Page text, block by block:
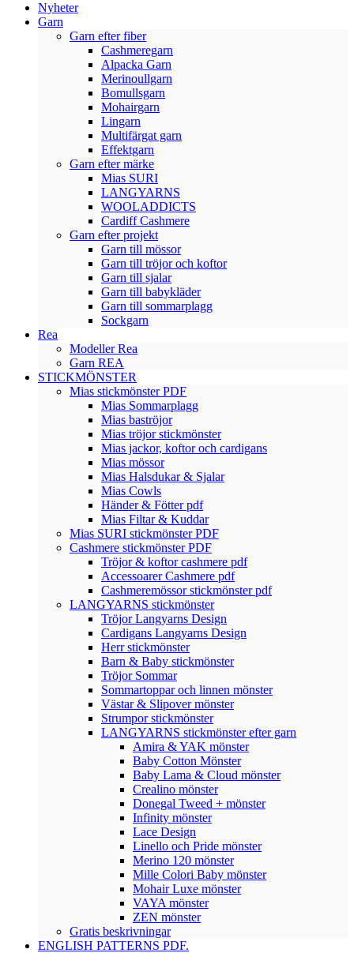
Nyheter
Garn
Garn efter fiber
Cashmeregarn
Alpacka Garn
Merinoullgarn
Bomullsgarn
Mohairgarn
Lingarn
Multifärgat garn
Effektgarn
Garn efter märke
Mias SURI
LANGYARNS
WOOLADDICTS
Cardiff Cashmere
Garn efter projekt
Garn till mössor
Garn till tröjor och koftor
Garn till sjalar
Garn till babykläder
Garn till sommarplagg
Sockgarn
Rea
Modeller Rea
Garn REA
STICKMÖNSTER
Mias stickmönster PDF
Mias Sommarplagg
Mias baströjor
Mias tröjor stickmönster
Mias jackor, koftor och cardigans
Mias mössor
Mias Halsdukar & Sjalar
Mias Cowls
Händer & Fötter pdf
Mias Filtar & Kuddar
Mias SURI stickmönster PDF
Cashmere stickmönster PDF
Tröjor & koftor cashmere pdf
Accessoarer Cashmere pdf
Cashmeremössor stickmönster pdf
LANGYARNS stickmönster
Tröjor Langyarns Design
Cardigans Langyarns Design
Herr stickmönster
Barn & Baby stickmönster
Tröjor Sommar
Sommartoppar och linnen mönster
Västar & Slipover mönster
Strumpor stickmönster
LANGYARNS stickmönster efter garn
Amira & YAK mönster
Baby Cotton Mönster
Baby Lama & Cloud mönster
Crealino mönster
Donegal Tweed + mönster
Infinity mönster
Lace Design
Linello och Pride mönster
Merino 120 mönster
Mille Colori Baby mönster
Mohair Luxe mönster
VAYA mönster
ZEN mönster
Gratis beskrivningar
ENGLISH PATTERNS PDF.